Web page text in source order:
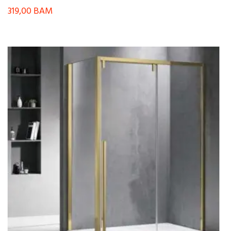
319,00BAM